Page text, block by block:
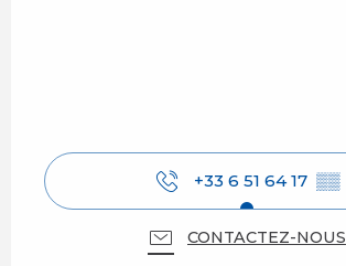
+33 6 51 64 17 ▒▒
CONTACTEZ-NOUS